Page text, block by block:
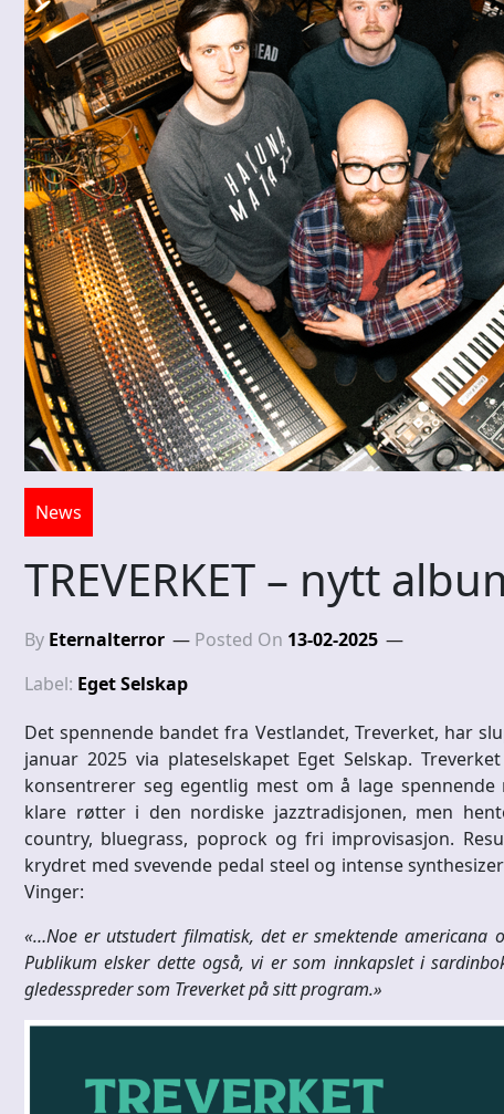
News
TREVERKET – nytt
By Eternalterror Posted On 13-02-2025
Label: Eget Selskap
Det spennende bandet fra Vestlandet, Treverket, har
januar 2025 via plateselskapet Eget Selskap.
konsentrerer seg egentlig mest om å lage
klare røtter i den nordiske jazztradisjonen, men
country, bluegrass, poprock og fri improvisasjon.
krydret med svevende pedal steel og intense
Vinger:
«…Noe er utstudert filmatisk, det er smektende americana
Publikum elsker dette også, vi er som innkapslet i
gledesspreder som Treverket på sitt program.»